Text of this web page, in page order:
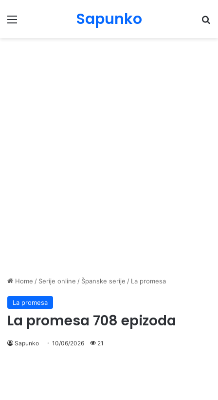
Menu Sapunko
Home / Serije online / Španske serije / La promesa
La promesa
La promesa 708 epizoda
Sapunko 10/06/2026 21